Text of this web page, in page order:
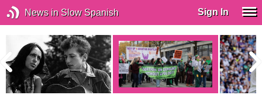
News in Slow Spanish Sign In